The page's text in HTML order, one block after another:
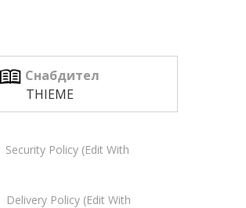
Снабдител
THIEME
Security Policy (edit With
Delivery Policy (edit With